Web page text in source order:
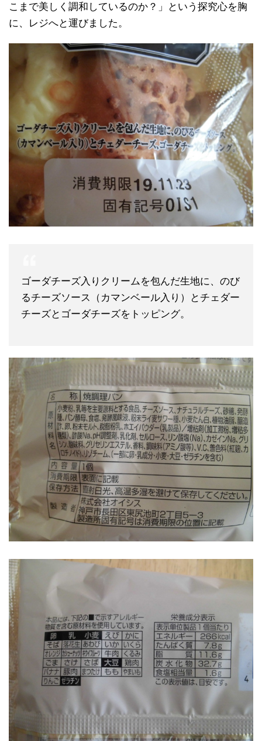
こまで美しく調和しているのか？」という探究心を胸
に、レジへと運びました。
ゴーダチーズ入りクリームを包んだ生地に、のび
るチーズソース（カマンベール入り）とチェダー
チーズとゴーダチーズをトッピング。